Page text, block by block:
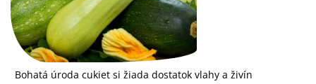
Bohatá úroda cukiet si žiada dostatok vlahy a živín